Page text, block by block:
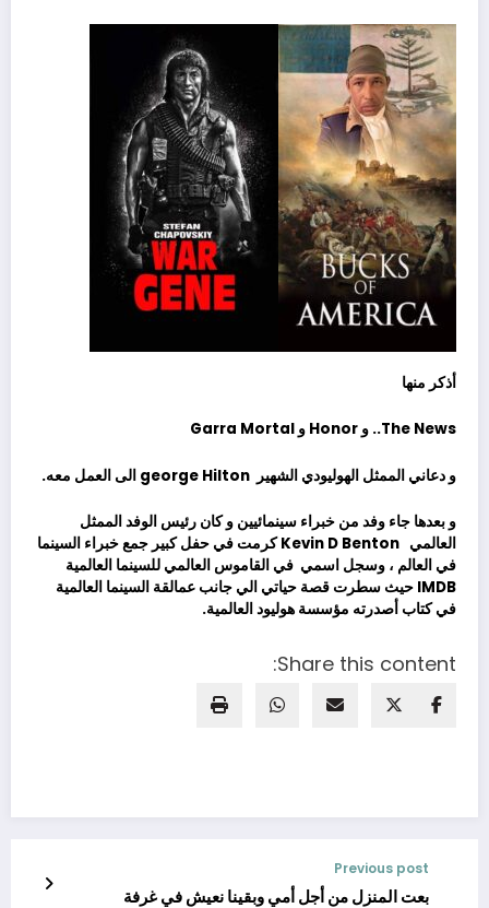
أذكر منها
The News.. و Honor و Garra Mortal
و دعاني الممثل الهوليودي الشهير george Hilton الى العمل معه.
و بعدها جاء وفد من خبراء سينمائيين و كان رئيس الوفد الممثل
العالمي Kevin D Benton كرمت في حفل كبير جمع خبراء السينما
في العالم ، وسجل اسمي في القاموس العالمي للسينما العالمية
IMDB حيث سطرت قصة حياتي
الي جانب عمالقة السينما العالمية
في كتاب أصدرته مؤسسة هوليود العالمية.
Share this content:
Previous post
بعت المنزل من أجل أمي وبقينا نعيش في غرفة